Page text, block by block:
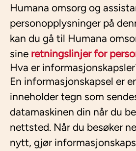
Humana omsorg og
personopplysninger på
kan du gå til Humana
sine retningslinjer for
Hva er
En informasjonskapsel er
inneholder tegn som
datamaskinen din når du
nettsted. Når du besøker
nytt, gjør